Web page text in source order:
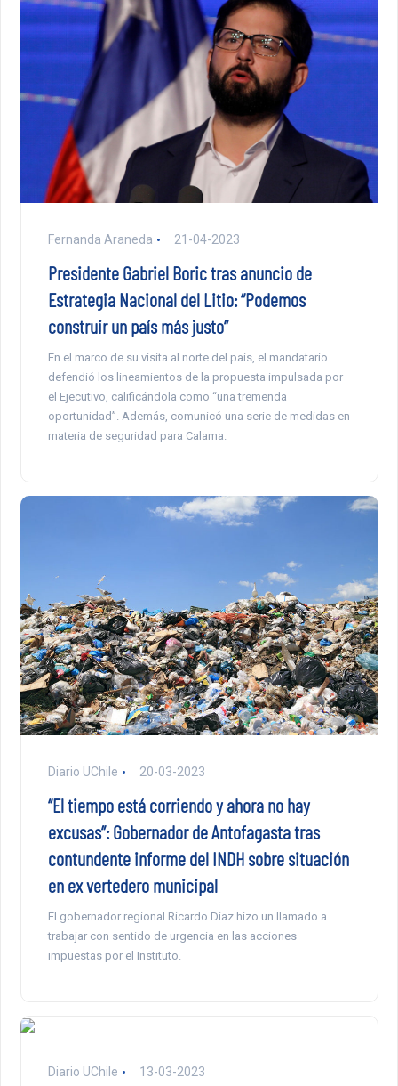
Fernanda Araneda 21-04-2023
Presidente Gabriel Boric tras anuncio de
Estrategia Nacional del Litio: “Podemos
construir un país más justo”
En el marco de su visita al norte del país, el mandatario
defendió los lineamientos de la propuesta impulsada por
el Ejecutivo, calificándola como “una tremenda
oportunidad”. Además, comunicó una serie de medidas en
materia de seguridad para Calama.
Diario UChile 20-03-2023
“El tiempo está corriendo y ahora no hay
excusas”: Gobernador de Antofagasta tras
contundente informe del INDH sobre situación
en ex vertedero municipal
El gobernador regional Ricardo Díaz hizo un llamado a
trabajar con sentido de urgencia en las acciones
impuestas por el Instituto.
Diario UChile 13-03-2023